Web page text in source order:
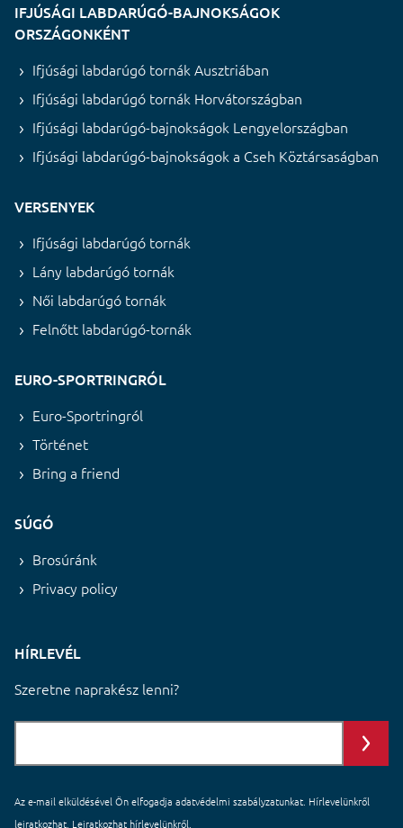
IFJÚSÁGI LABDARÚGÓ-BAJNOKSÁGOK
ORSZÁGONKÉNT
Ifjúsági labdarúgó tornák Ausztriában
Ifjúsági labdarúgó tornák Horvátországban
Ifjúsági labdarúgó-bajnokságok Lengyelországban
Ifjúsági labdarúgó-bajnokságok a Cseh Köztársaságban
VERSENYEK
Ifjúsági labdarúgó tornák
Lány labdarúgó tornák
Női labdarúgó tornák
Felnőtt labdarúgó-tornák
EURO-SPORTRINGRÓL
Euro-Sportringról
Történet
Bring a friend
SÚGÓ
Brosúránk
Privacy policy
HÍRLEVÉL
Szeretne naprakész lenni?
Az e-mail elküldésével Ön elfogadja adatvédelmi szabályzatunkat . Hírlevelünkről
leiratkozhat. Leiratkozhat hírlevelünkről.